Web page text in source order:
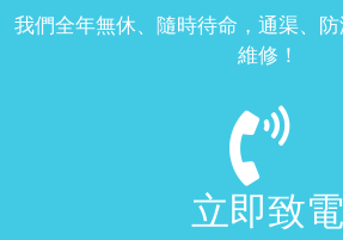
我們全年無休、隨時待命，通渠、
維修！
立即致電